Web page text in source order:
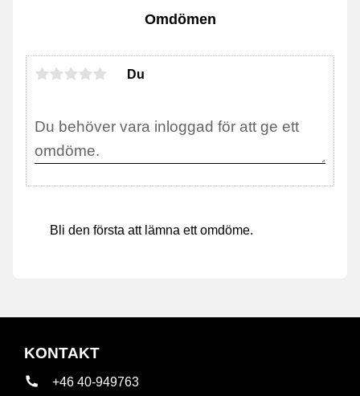
Omdömen
Du
Bli den första att lämna ett omdöme.
KONTAKT
+46 40-949763